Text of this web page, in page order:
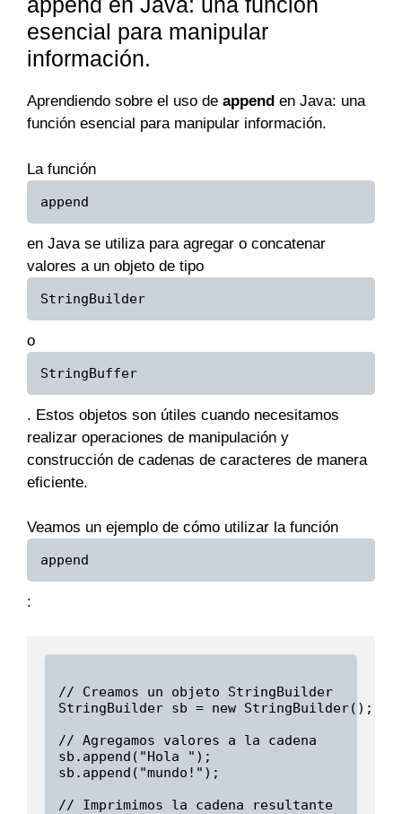
esencial para manipular
información.
Aprendiendo sobre el uso de append en Java: una
función esencial para manipular información.
La función
append
en Java se utiliza para agregar o concatenar
valores a un objeto de tipo
StringBuilder
o
StringBuffer
. Estos objetos son útiles cuando necesitamos
realizar operaciones de manipulación y
construcción de cadenas de caracteres de manera
eficiente.
Veamos un ejemplo de cómo utilizar la función
append
:
// Creamos un objeto StringBuilder
StringBuilder sb = new StringBuilder();
// Agregamos valores a la cadena
sb.append("Hola ");
sb.append("mundo!");
// Imprimimos la cadena resultante